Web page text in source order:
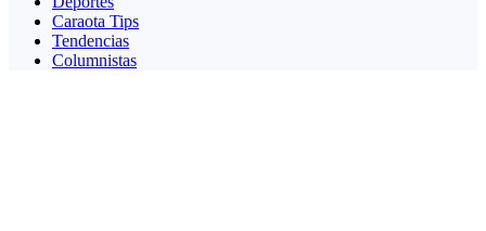
Caraota Tips
Tendencias
Columnistas